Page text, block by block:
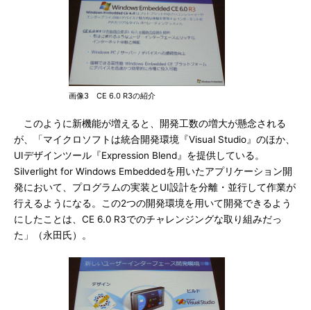
画像3 CE 6.0 R3の紹介
このように新機能が増えると、開発工数の増大が懸念される
が、「マイクロソフトは統合開発環境『Visual Studio』のほか、
UIデザインツール『Expression Blend』を提供している。
Silverlight for Windows Embeddedを用いたアプリケーション開
発において、プログラムの実装とUI設計を分離・並行して作業が
行えるようになる。この2つの開発環境を用いて開発できるよう
にしたことは、CE 6.0 R3でのチャレンジングな取り組みだっ
た」（永田氏）。